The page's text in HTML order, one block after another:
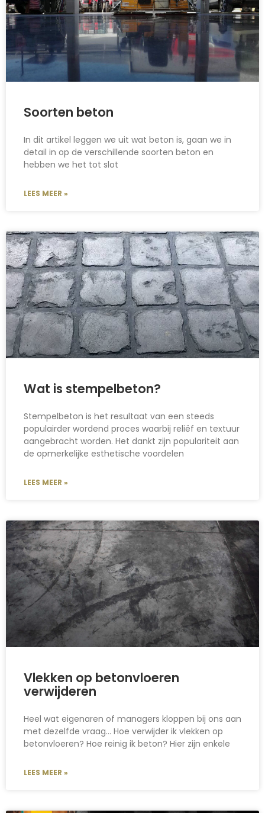
Soorten beton
In dit artikel leggen we uit wat beton is, gaan we in
detail in op de verschillende soorten beton en
hebben we het tot slot
LEES MEER »
Wat is stempelbeton?
Stempelbeton is het resultaat van een steeds
populairder wordend proces waarbij reliëf en textuur
aangebracht worden. Het dankt zijn populariteit aan
de opmerkelijke esthetische voordelen
LEES MEER »
Vlekken op betonvloeren
verwijderen
Heel wat eigenaren of managers kloppen bij ons aan
met dezelfde vraag… Hoe verwijder ik vlekken op
betonvloeren? Hoe reinig ik beton? Hier zijn enkele
LEES MEER »